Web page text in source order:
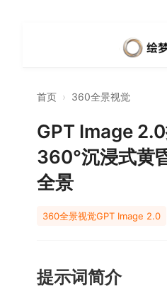
首页 › 360全景视觉
GPT Image 2.0
360°沉浸式黄
全景
360全景视觉GPT Image 2.0
提示词简介